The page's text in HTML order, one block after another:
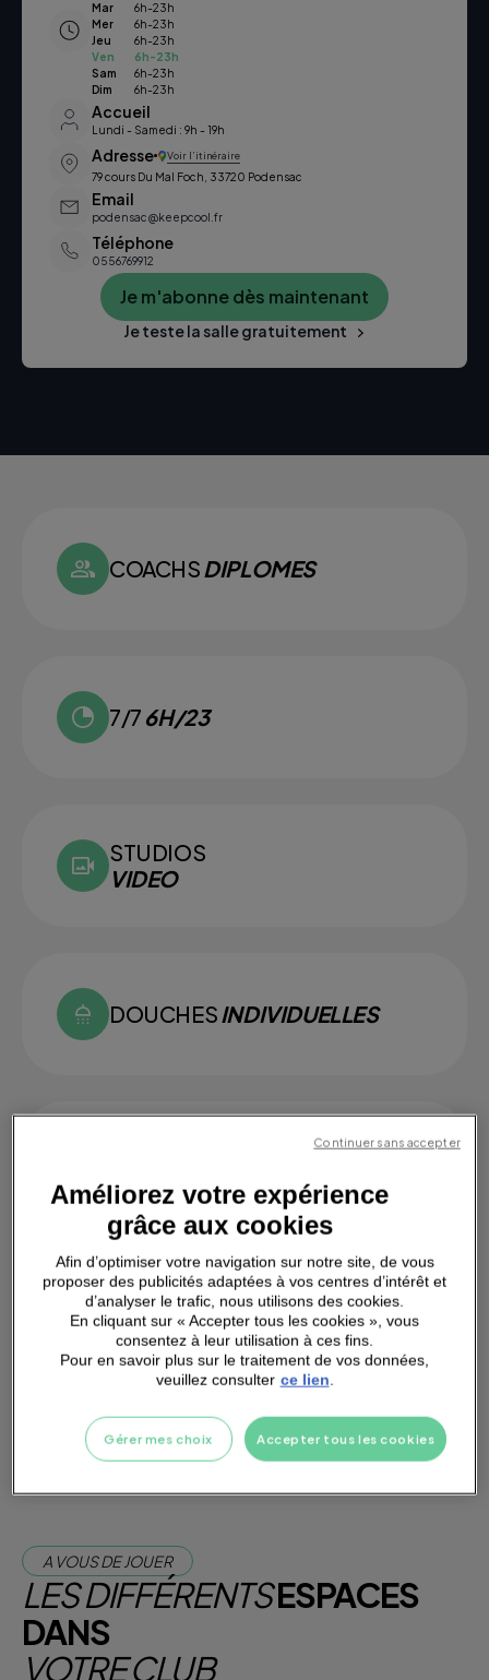
Mar
6h-23h
Mer
6h-23h
Jeu
6h-23h
Ven
6h-23h
Sam
6h-23h
Dim
6h-23h
Accueil
Lundi - Samedi : 9h - 19h
Adresse Voir l’itinéraire
79 cours Du Mal Foch, 33720 Podensac
Email
podensac@keepcool.fr
Téléphone
0556769912
Je m'abonne dès maintenant
Je teste la salle gratuitement
COACHSDIPLOMES
7/7 6H/23
STUDIOS
VIDEO
DOUCHESINDIVIDUELLES
PARKINGA PROXIMITÉ
Je teste la salle
A VOUS DE JOUER
LES DIFFÉRENTSESPACES
DANS
VOTRE CLUB
Améliorez votre expérience
grâce aux cookies
Afin d’optimiser votre navigation sur notre site, de vous
proposer des publicités adaptées à vos centres d’intérêt et
d’analyser le trafic, nous utilisons des cookies.
En cliquant sur « Accepter tous les cookies », vous
consentez à leur utilisation à ces fins.
Pour en savoir plus sur le traitement de vos données,
veuillez consulter ce lien.
Accepter tous les cookies
Gérer mes choix
Continuer sans accepter